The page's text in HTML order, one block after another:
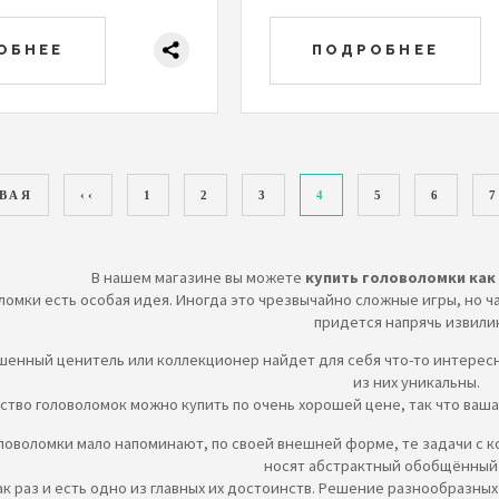
ПОДРОБНЕЕ
СТРАНИЦАПРЕДЫДУЩАЯ СТРАНИЦА
‹‹ PAGE
1 PAGE
2 PAGE
3 ТЕКУЩАЯ
4 PAGE
5 PAGE
6 7
В нашем магазине вы можете купить головоломки
есть особая идея. Иногда это чрезвычайно сложные игры,
придется напрячь
ценитель или коллекционер найдет для себя что-то
из них уникальны.
головоломок можно купить по очень хорошей цене, так что
мало напоминают, по своей внешней форме, те задачи с
носят абстрактный обобщённый
раз и есть одно из главных их достоинств. Решение